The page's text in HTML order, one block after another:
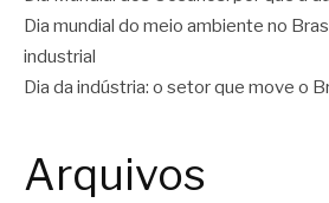
Dia mundial do meio ambiente no
industrial
Dia da indústria: o setor que move o
Arquivos